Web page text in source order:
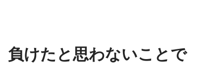
負けたと思わないことで